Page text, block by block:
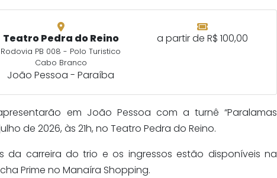
Teatro Pedra do Reino
Rodovia PB 008 - Polo Turistico
Cabo Branco
João Pessoa - Paraíba
a partir de R$ 100,00
em João Pessoa com a turnê “Paralamas
de 2026, às 21h, no Teatro Pedra do Reino.
da carreira do trio e os ingressos estão disponíveis na
Prime no Manaíra Shopping.